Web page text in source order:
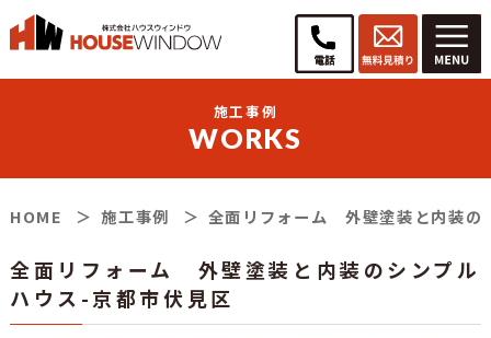
施工事例
WORKS
HOME 施工事例 全面リフォーム 外壁塗装と内装の
全面リフォーム 外壁塗装と内装のシンプル
ハウス-京都市伏見区